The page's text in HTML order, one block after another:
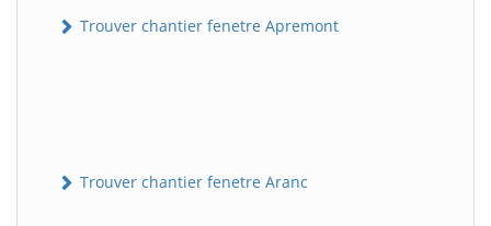
Trouver chantier fenetre Apremont
Trouver chantier fenetre Aranc